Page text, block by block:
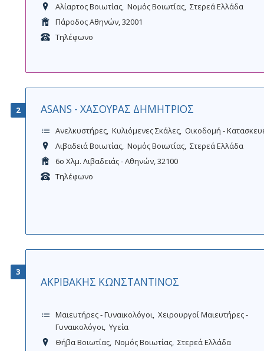
Αλίαρτος Βοιωτίας Νομός Βοιωτίας Στερεά Ελλάδα
Πάροδος Αθηνών, 32001
Τηλέφωνο
2 ASANS - ΧΑΣΟΥΡΑΣ ΔΗΜΗΤΡΙΟΣ
Ανελκυστήρες Κυλιόμενες Σκάλες Οικοδομή -
Λιβαδειά Βοιωτίας Νομός Βοιωτίας Στερεά Ελλάδα
6ο Χλμ. Λιβαδειάς - Αθηνών, 32100
Τηλέφωνο
3
ΑΚΡΙΒΑΚΗΣ ΚΩΝΣΤΑΝΤΙΝΟΣ
Μαιευτήρες - Γυναικολόγοι
Χειρουργοί Μαιευτήρες -
Γυναικολόγοι
Υγεία
Θήβα Βοιωτίας Νομός Βοιωτίας Στερεά Ελλάδα